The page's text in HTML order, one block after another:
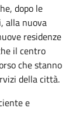
dopo le
alla nuova
residenze
il centro
che stanno
della città.
e